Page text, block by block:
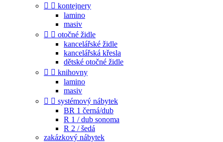
  kontejnery
lamino
masiv
  otočné židle
kancelářské židle
kancelářská křesla
dětské otočné židle
  knihovny
lamino
masiv
  systémový nábytek
BR 1 černá/dub
R 1 / dub sonoma
R 2 / šedá
zakázkový nábytek